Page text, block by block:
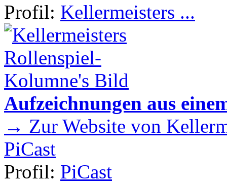
Profil: Kellermeisters ...
Aufzeichnungen aus
→ Zur Website von
PiCast
Profil: PiCast